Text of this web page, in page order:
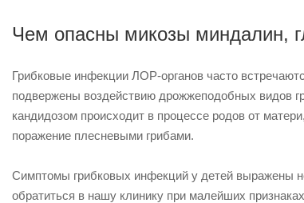
Чем опасны микозы миндалин,
Грибковые инфекции ЛОР-органов часто
подвержены воздействию дрожжеподобных видов
кандидозом происходит в процессе родов от
поражение плесневыми грибами.
Симптомы грибковых инфекций у детей выражены
обратиться в нашу клинику при малейших